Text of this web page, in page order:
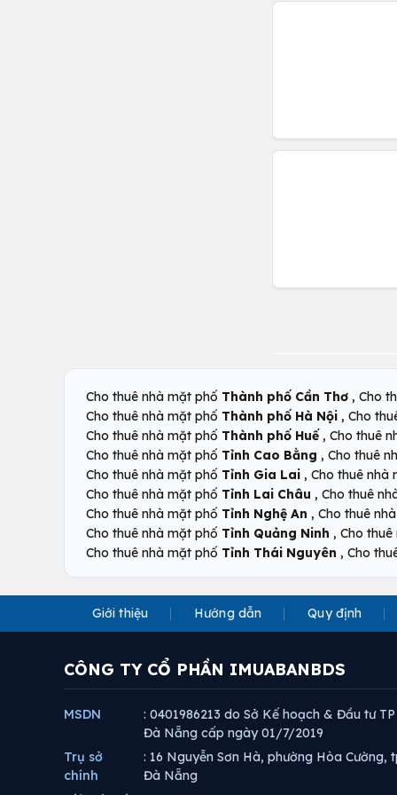
Cho thuê nhà mặt phố Thành phố Cần Thơ , Cho
Cho thuê nhà mặt phố Thành phố Hà Nội , Cho
Cho thuê nhà mặt phố Thành phố Huế , Cho thuê
Cho thuê nhà mặt phố Tỉnh Cao Bằng , Cho thuê
Cho thuê nhà mặt phố Tỉnh Gia Lai , Cho thuê nhà
Cho thuê nhà mặt phố Tỉnh Lai Châu , Cho thuê
Cho thuê nhà mặt phố Tỉnh Nghệ An , Cho thuê
Cho thuê nhà mặt phố Tỉnh Quảng Ninh , Cho
Cho thuê nhà mặt phố Tỉnh Thái Nguyên , Cho
Giới thiệu Hướng dẫn Quy định
CÔNG TY CỔ PHẦN IMUABANBDS
MSDN
: 0401986213 do Sở Kế hoạch & Đầu tư TP
Đà Nẵng cấp ngày 01/7/2019
Trụ sở
chính
: 16 Nguyễn Sơn Hà, phường Hòa Cường,
Đà Nẵng